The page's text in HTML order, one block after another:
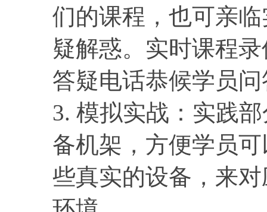
们的课程，也可亲
疑解惑。实时课程
答疑电话恭候学员
3. 模拟实战：实践
备机架，方便学员
些真实的设备，来